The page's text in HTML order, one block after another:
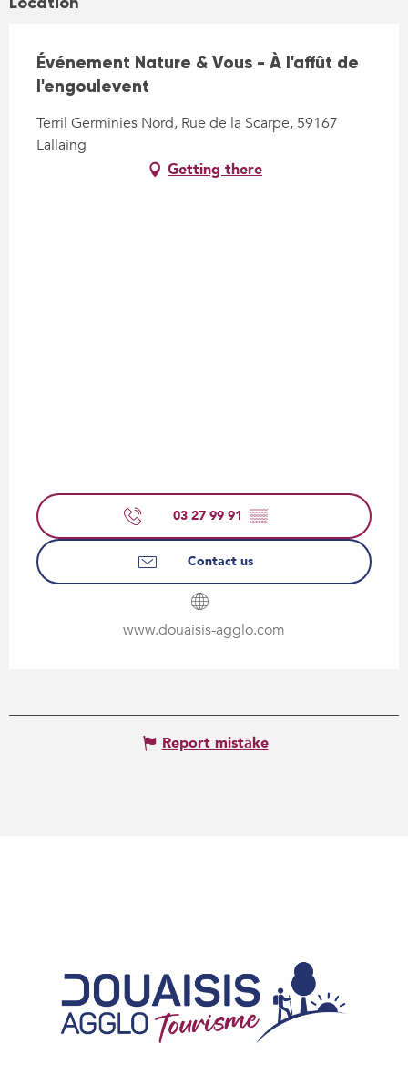
Événement Nature & Vous - À l'affût de
l'engoulevent
Terril Germinies Nord, Rue de la Scarpe, 59167
Lallaing
Getting there
03 27 99 91 ▒▒
Contact us
www.douaisis-agglo.com
Report mistake